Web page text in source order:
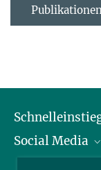
Alumni
Social Media